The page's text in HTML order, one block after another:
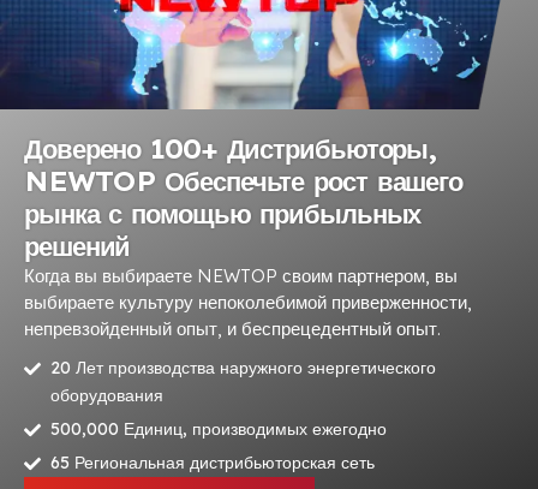
Доверено 100+ Дистрибьюторы,
NEWTOP Обеспечьте рост вашего
рынка с помощью прибыльных
решений
Когда вы выбираете NEWTOP своим партнером, вы
выбираете культуру непоколебимой приверженности,
непревзойденный опыт, и беспрецедентный опыт.
20 Лет производства наружного энергетического
оборудования
500,000 Единиц, производимых ежегодно
65 Региональная дистрибьюторская сеть